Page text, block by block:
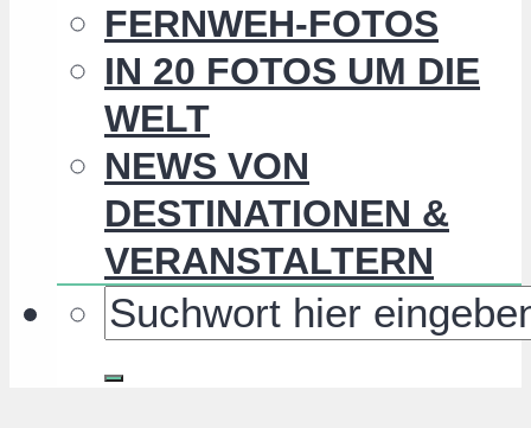
FERNWEH-FOTOS
IN 20 FOTOS UM DIE
WELT
NEWS VON
DESTINATIONEN &
VERANSTALTERN